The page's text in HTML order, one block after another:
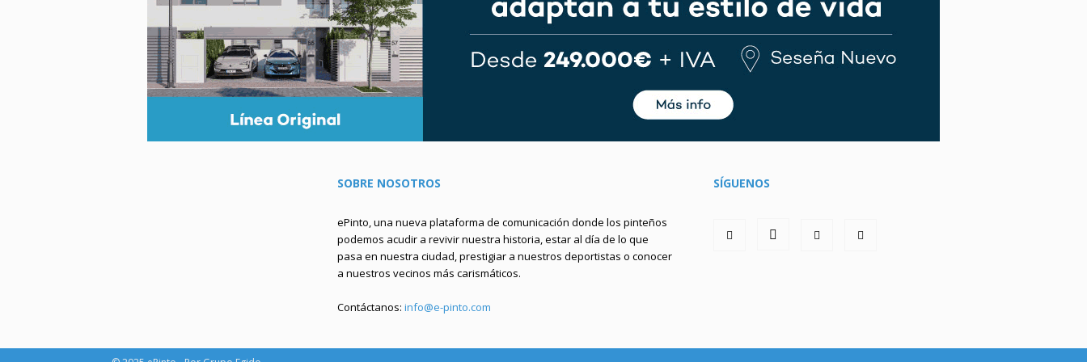
SOBRE NOSOTROS
ePinto, una nueva plataforma de comunicación donde los pinteños
podemos acudir a revivir nuestra historia, estar al día de lo que
pasa en nuestra ciudad, prestigiar a nuestros deportistas o conocer
a nuestros vecinos más carismáticos.
Contáctanos: info@e-pinto.com
SÍGUENOS